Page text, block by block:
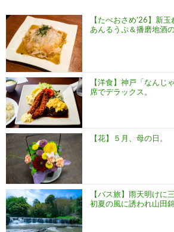
【たべおさめ’26】新
あんるうぷ＆播磨地酒
【洋食】神戸「なんじ
席でデラックス。
【花】５月、母の日。
【バス旅】雨天明けに
初夏の風に誘われ山田